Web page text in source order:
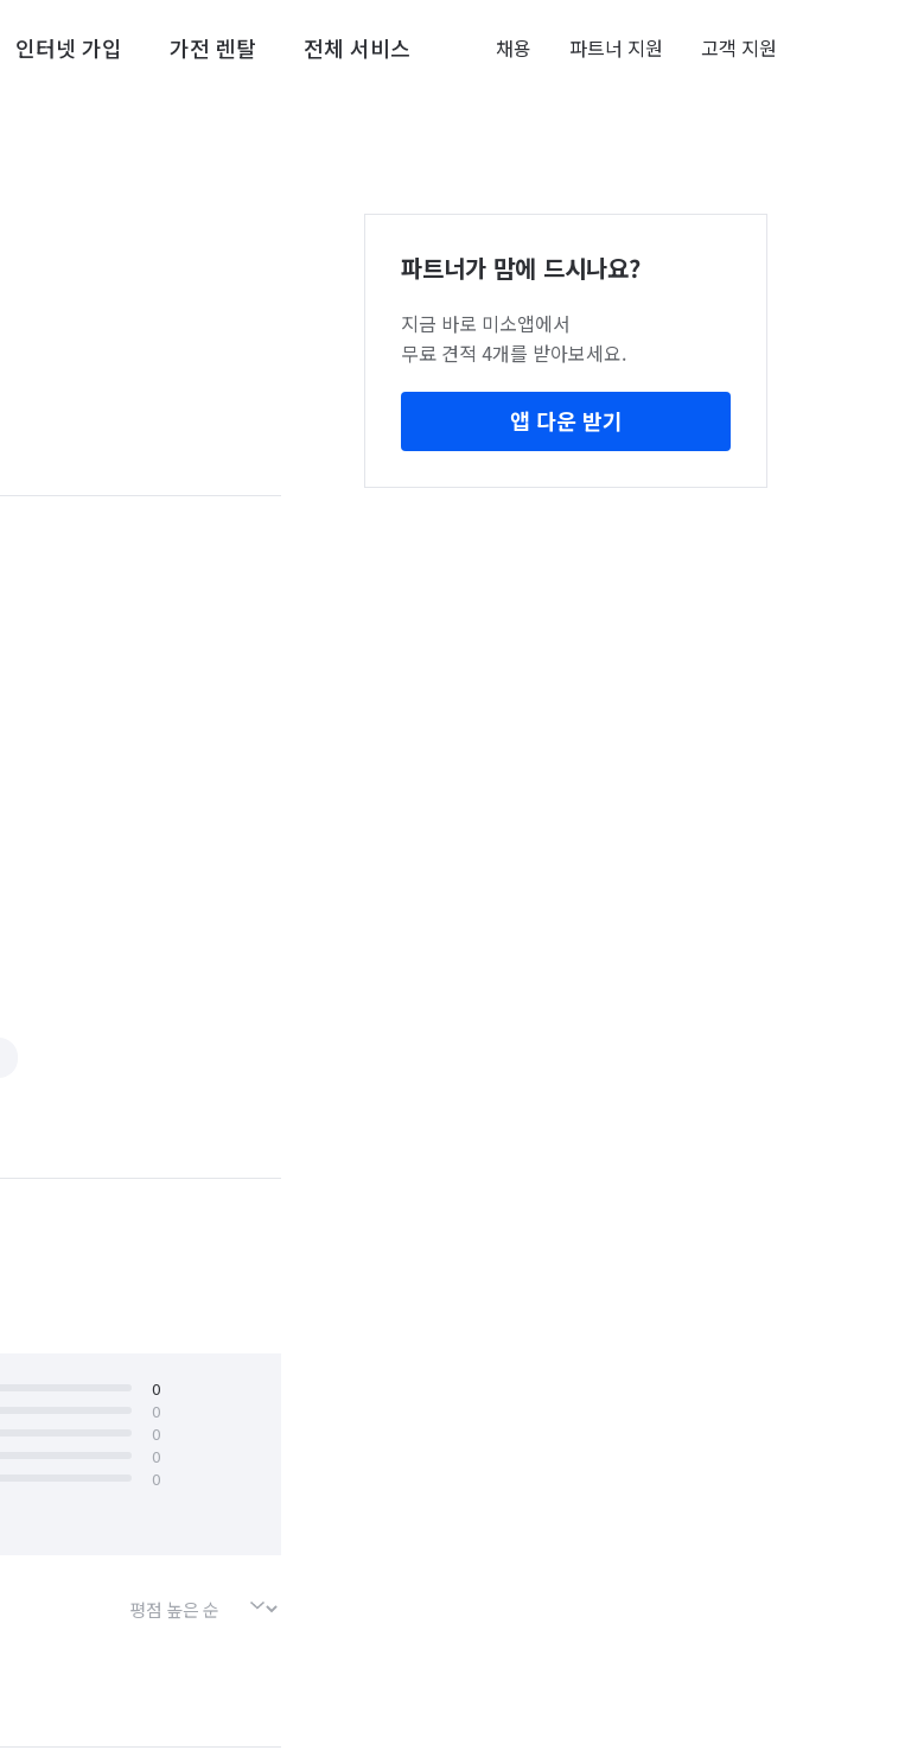
인터넷 가입 가전 렌탈 전체 서비스 채용 파트너 지원 고객 지원
0
0
0
0
0
파트너가 맘에 드시나요?
지금 바로 미소앱에서
무료 견적 4개를 받아보세요.
앱 다운 받기